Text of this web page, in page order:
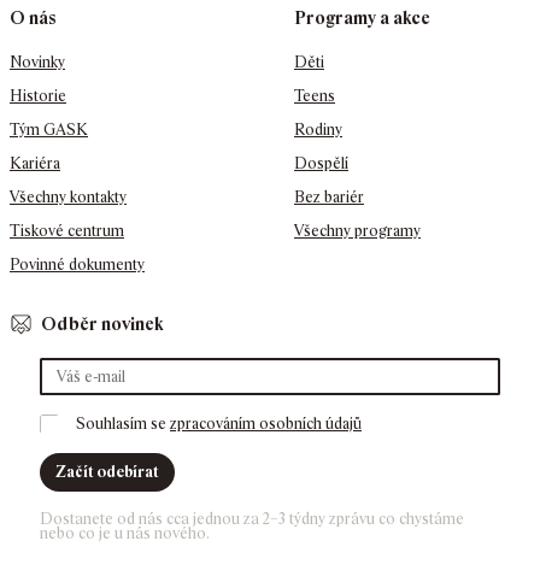
O nás
Novinky
Historie
Tým GASK
Kariéra
Všechny kontakty
Tiskové centrum
Povinné dokumenty
Programy a akce
Děti
Teens
Rodiny
Dospělí
Bez bariér
Všechny programy
Odběr novinek
Souhlasím se zpracováním osobních údajů
Začít odebírat
Dostanete od nás cca jednou za 2–3 týdny zprávu co chystáme
nebo co je u nás nového.